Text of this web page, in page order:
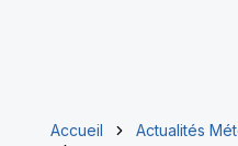
Accueil
Actualités